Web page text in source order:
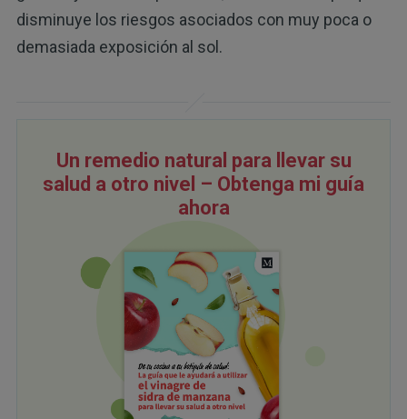
disminuye los riesgos asociados con muy poca o
demasiada exposición al sol.
Un remedio natural para llevar su
salud a otro nivel – Obtenga mi guía
ahora